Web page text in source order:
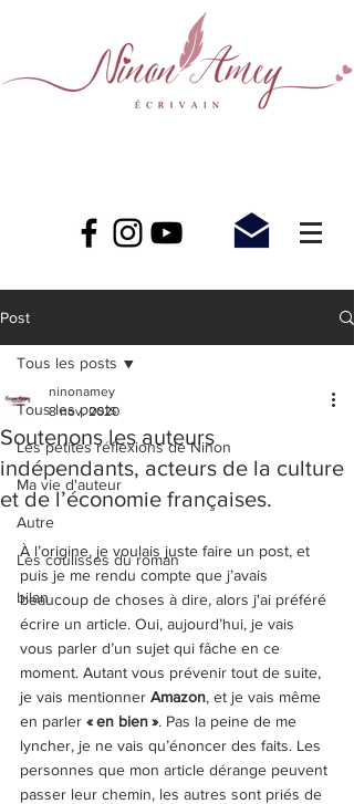
Post
Tous les posts
Les petites réflexions de Ninon
Ma vie d'auteur
Autre
Les coulisses du roman
bilan
Tous les posts
Soutenons les auteurs
indépendants, acteurs de la culture
et de l’économie françaises.
ninonamey
8 nov. 2020
À l’origine, je voulais juste faire un post, et
puis je me rendu compte que j’avais
beaucoup de choses à dire, alors j'ai préféré
écrire un article. Oui, aujourd’hui, je vais
vous parler d’un sujet qui fâche en ce
moment. Autant vous prévenir tout de suite,
je vais mentionner Amazon, et je vais même
en parler « en bien ». Pas la peine de me
lyncher, je ne vais qu’énoncer des faits. Les
personnes que mon article dérange peuvent
passer leur chemin, les autres sont priés de